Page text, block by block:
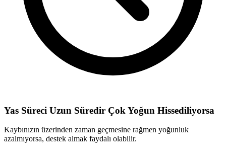
Yas Süreci Uzun Süredir Çok Yoğun Hissediliyorsa
Kaybınızın üzerinden zaman geçmesine rağmen yoğunluk
azalmıyorsa, destek almak faydalı olabilir.